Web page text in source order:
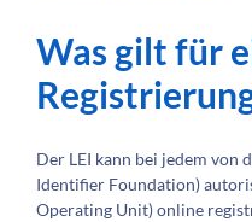
Was gilt für
Der LEI kann bei jedem von
Identifier Foundation)
Operating Unit) online